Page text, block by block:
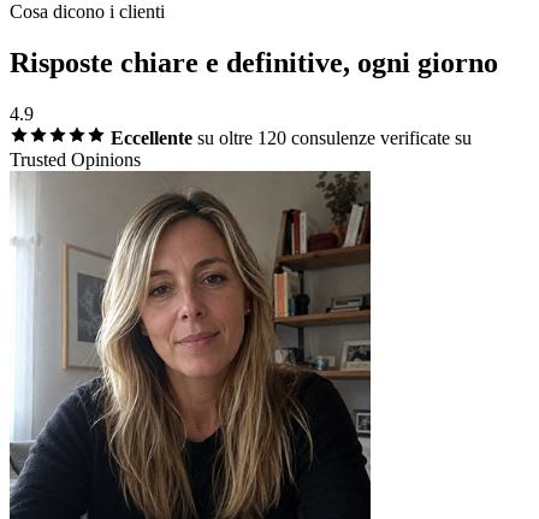
Cosa dicono i clienti
Risposte chiare e definitive, ogni giorno
4.9
Eccellente su oltre 120 consulenze verificate su
Trusted Opinions